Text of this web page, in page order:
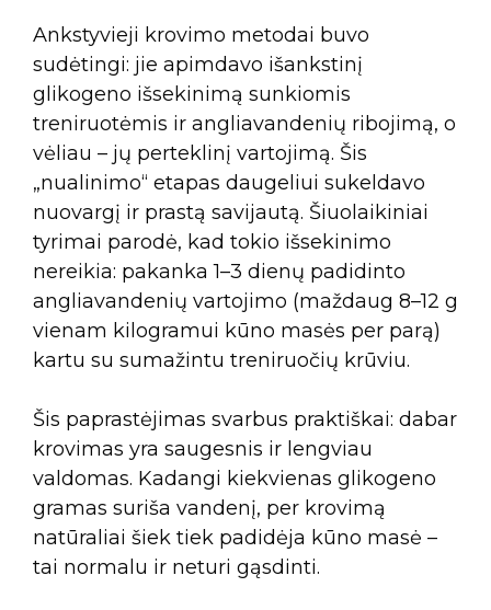
Ankstyvieji krovimo metodai buvo
sudėtingi: jie apimdavo išankstinį
glikogeno išsekinimą sunkiomis
treniruotėmis ir angliavandenių ribojimą, o
vėliau – jų perteklinį vartojimą. Šis
„nualinimo“ etapas daugeliui sukeldavo
nuovargį ir prastą savijautą. Šiuolaikiniai
tyrimai parodė, kad tokio išsekinimo
nereikia: pakanka 1–3 dienų padidinto
angliavandenių vartojimo (maždaug 8–12 g
vienam kilogramui kūno masės per parą)
kartu su sumažintu treniruočių krūviu.
Šis paprastėjimas svarbus praktiškai: dabar
krovimas yra saugesnis ir lengviau
valdomas. Kadangi kiekvienas glikogeno
gramas suriša vandenį, per krovimą
natūraliai šiek tiek padidėja kūno masė –
tai normalu ir neturi gąsdinti.